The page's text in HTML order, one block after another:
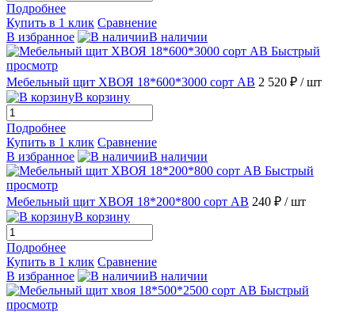
Подробнее
Купить в 1 клик Сравнение
В избранное
В наличии
Быстрый
просмотр
Мебельный щит ХВОЯ 18*600*3000 сорт АВ 2 520 ₽ / шт
В корзину
Подробнее
Купить в 1 клик Сравнение
В избранное
В наличии
Быстрый
просмотр
Мебельный щит ХВОЯ 18*200*800 сорт АВ 240 ₽ / шт
В корзину
Подробнее
Купить в 1 клик Сравнение
В избранное
В наличии
Быстрый
просмотр